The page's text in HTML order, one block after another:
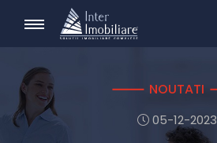
NOUTATI
05-12-2023